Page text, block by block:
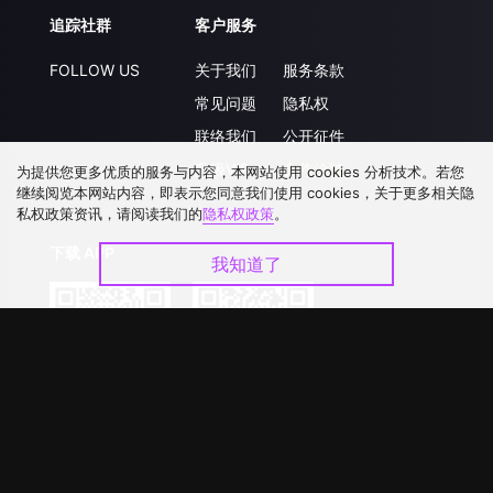
追踪社群
FOLLOW US
客户服务
关于我们
常见问题
联络我们
升级VIP
服务条款
隐私权
公开征件
合作洽談
为提供您更多优质的服务与内容，本网站使用 cookies 分析技术。若您
继续阅览本网站内容，即表示您同意我们使用 cookies，关于更多相关隐
私权政策资讯，请阅读我们的隐私权政策。
我知道了